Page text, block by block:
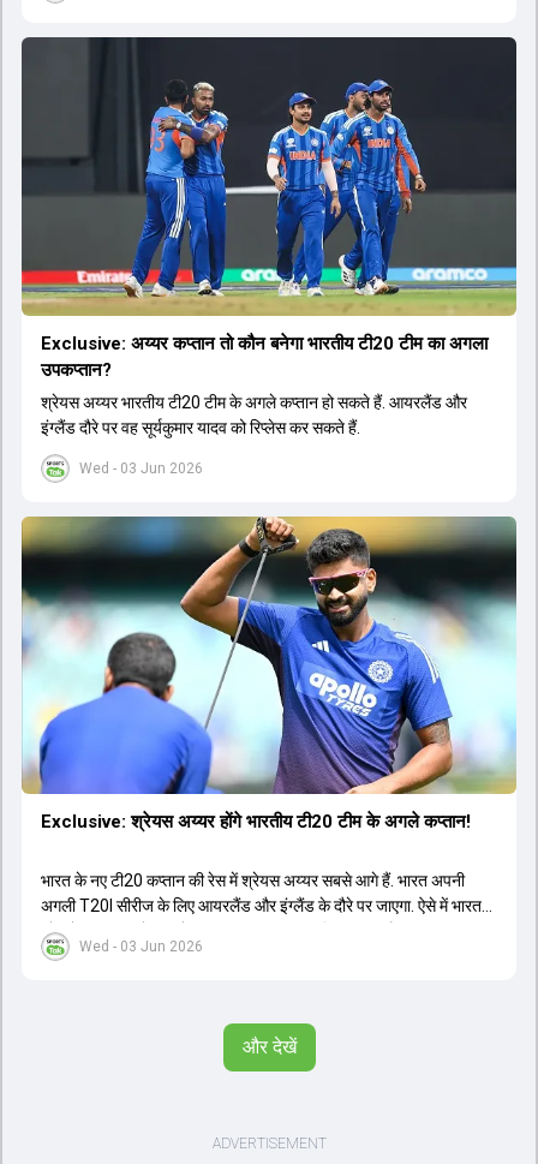
Wed - 03 Jun 2026
Exclusive: अय्यर कप्तान तो कौन बनेगा भारतीय टी20 टीम का अगला
उपकप्तान?
श्रेयस अय्यर भारतीय टी20 टीम के अगले कप्तान हो सकते हैं. आयरलैंड और
इंग्लैंड दौरे पर वह सूर्यकुमार यादव को रिप्लेस कर सकते हैं.
Wed - 03 Jun 2026
Exclusive: श्रेयस अय्यर होंगे भारतीय टी20 टीम के अगले कप्तान!
भारत के नए टी20 कप्तान की रेस में श्रेयस अय्यर सबसे आगे हैं. भारत अपनी
अगली T20I सीरीज के लिए आयरलैंड और इंग्लैंड के दौरे पर जाएगा. ऐसे में भारत
को श्रेयस अय्यर के रूप में एक नया T20I कप्तान मिल सकता है.
और देखें